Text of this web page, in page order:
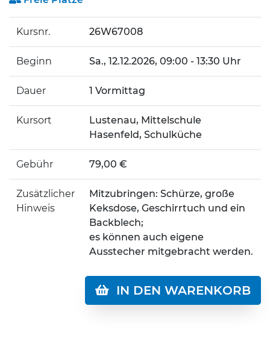
Kursnr. 26W67008
Beginn Sa., 12.12.2026, 09:00 - 13:30 Uhr
Dauer 1 Vormittag
Kursort
Lustenau, Mittelschule
Hasenfeld, Schulküche
Gebühr 79,00 €
Zusätzlicher
Hinweis
Mitzubringen: Schürze, große
Keksdose, Geschirrtuch und ein
Backblech;
es können auch eigene
Ausstecher mitgebracht werden.
IN DEN WARENKORB